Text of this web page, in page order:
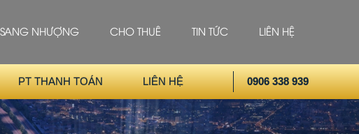
SANG NHƯỢNG CHO THUÊ TIN TỨC LIÊN HỆ
0906 338 939
PT THANH TOÁN LIÊN HỆ